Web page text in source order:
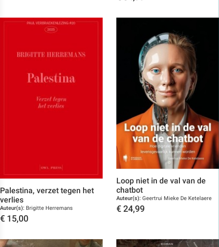
Palestina, verzet tegen het
verlies
Auteur(s): Brigitte Herremans
€ 15,00
Loop niet in de val van de
chatbot
Auteur(s): Geertrui Mieke De Ketelaere
€ 24,99